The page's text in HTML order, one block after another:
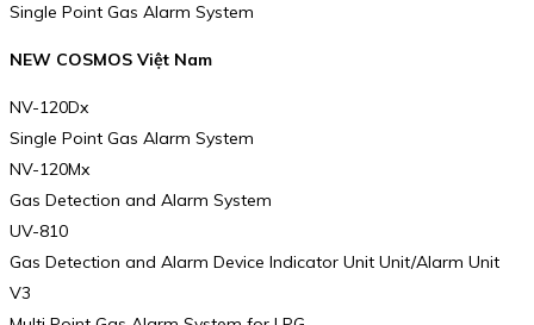
Single Point Gas Alarm System
NEW COSMOS Việt Nam
NV-120Dx
Single Point Gas Alarm System
NV-120Mx
Gas Detection and Alarm System
UV-810
Gas Detection and Alarm Device Indicator Unit Unit/Alarm Unit
V3